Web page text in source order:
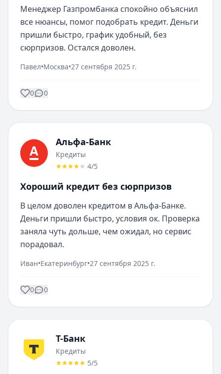
Менеджер Газпромбанка спокойно объяснил
все нюансы, помог подобрать кредит. Деньги
пришли быстро, график удобный, без
сюрпризов. Остался доволен.
Павел•Москва•27 сентября 2025 г.
0 0
Альфа-Банк
Кредиты
4/5
Хороший кредит без сюрпризов
В целом доволен кредитом в Альфа-Банке.
Деньги пришли быстро, условия ок. Проверка
заняла чуть дольше, чем ожидал, но сервис
порадовал.
Иван•Екатеринбург•27 сентября 2025 г.
0 0
Т-Банк
Кредиты
5/5